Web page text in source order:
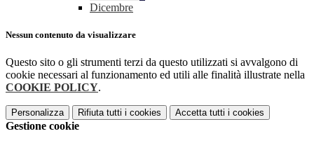
Dicembre
Nessun contenuto da visualizzare
Questo sito o gli strumenti terzi da questo utilizzati si avvalgono di
cookie necessari al funzionamento ed utili alle finalità illustrate nella
COOKIE POLICY.
Personalizza Rifiuta tutti i cookies Accetta tutti i cookies
Gestione cookie